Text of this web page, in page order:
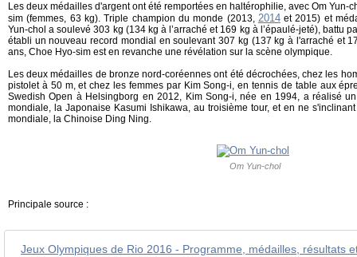
Les deux médailles d'argent ont été remportées en haltérophilie, avec Om Yun-
sim (femmes, 63 kg). Triple champion du monde (2013, 2014et 2015) et
Yun-chol a soulevé 303 kg (134 kg à l’arraché et 169 kg à l’épaulé-jeté), battu
établi un nouveau record mondial en soulevant 307 kg (137 kg à l'arraché et
ans, Choe Hyo-sim est en revanche une révélation sur la scène olympique.
Les deux médailles de bronze nord-coréennes ont été décrochées, chez les
pistolet à 50 m, et chez les femmes par Kim Song-i, en tennis de table aux
Swedish Open à Helsingborg en 2012, Kim Song-i, née en 1994, a réalisé
mondiale, la Japonaise Kasumi Ishikawa, au troisième tour, et en ne
mondiale, la Chinoise Ding Ning.
Om Yun-chol
Principale source :
Jeux Olympiques de Rio 2016 - Programme, médailles, résultats